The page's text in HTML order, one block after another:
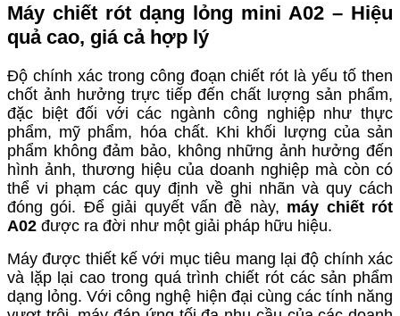
Máy chiết rót dạng lỏng mini A02 – Hiệu
quả cao, giá cả hợp lý
Độ chính xác trong công đoạn chiết rót là yếu tố then
chốt ảnh hưởng trực tiếp đến chất lượng sản phẩm,
đặc biệt đối với các ngành công nghiệp như thực
phẩm, mỹ phẩm, hóa chất. Khi khối lượng của sản
phẩm không đảm bảo, không những ảnh hưởng đến
hình ảnh, thương hiệu của doanh nghiệp mà còn có
thể vi phạm các quy định về ghi nhãn và quy cách
đóng gói. Để giải quyết vấn đề này, máy chiết rót
A02 được ra đời như một giải pháp hữu hiệu.
Máy được thiết kế với mục tiêu mang lại độ chính xác
và lặp lại cao trong quá trình chiết rót các sản phẩm
dạng lỏng. Với công nghệ hiện đại cùng các tính năng